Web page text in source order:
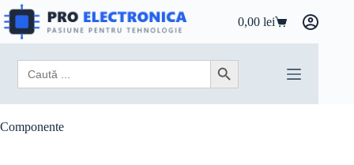
Sari
la
conținut
Coș
de
0,00lei
Search
for:
Search Button
Componente